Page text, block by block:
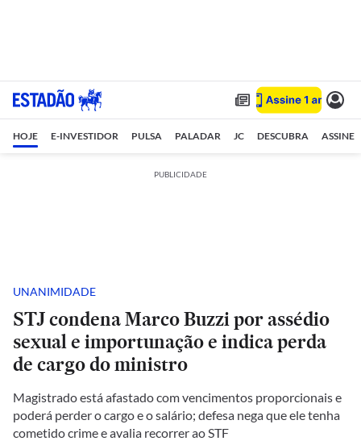
HOJE E-INVESTIDOR PULSA PALADAR JC DESCUBRA ASSINE
PUBLICIDADE
UNANIMIDADE
STJ condena Marco Buzzi por assédio
sexual e importunação e indica perda
de cargo do ministro
Magistrado está afastado com vencimentos proporcionais e
poderá perder o cargo e o salário; defesa nega que ele tenha
cometido crime e avalia recorrer ao STF